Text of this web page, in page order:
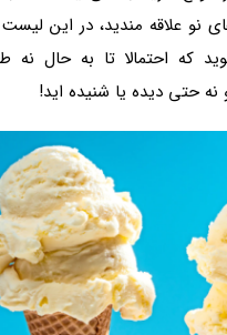
نو علاقه مندید، در این
که احتمالا تا به حال نه
نه حتی دیده یا شنیده اید!